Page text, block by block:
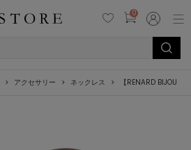
0
アクセサリー ネックレス 【RENARD